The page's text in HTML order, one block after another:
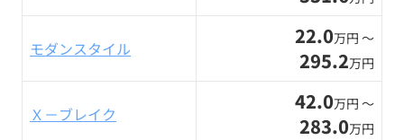
モダンスタイル 22.0万円 〜
295.2万円
Ｘ－ブレイク 42.0万円 〜
283.0万円